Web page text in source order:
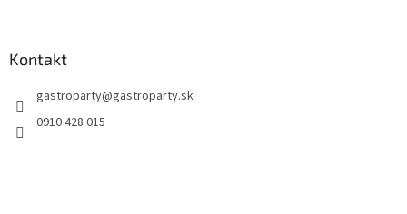
Kontakt
gastroparty@gastroparty.sk
0910 428 015